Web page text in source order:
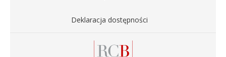
Deklaracja dostępności